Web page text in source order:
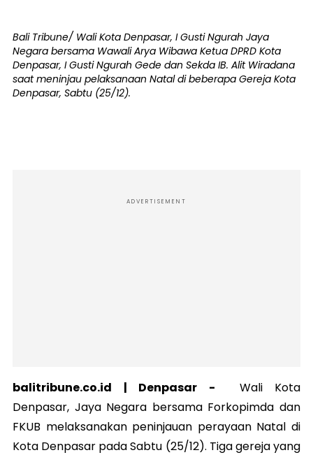
Bali Tribune/ Wali Kota Denpasar, I Gusti Ngurah Jaya
Negara bersama Wawali Arya Wibawa Ketua DPRD Kota
Denpasar, I Gusti Ngurah Gede dan Sekda IB. Alit Wiradana
saat meninjau pelaksanaan Natal di beberapa Gereja Kota
Denpasar, Sabtu (25/12).
ADVERTISEMENT
balitribune.co.id | Denpasar - Wali Kota
Denpasar, Jaya Negara bersama Forkopimda dan
FKUB melaksanakan peninjauan perayaan Natal di
Kota Denpasar pada Sabtu (25/12). Tiga gereja yang